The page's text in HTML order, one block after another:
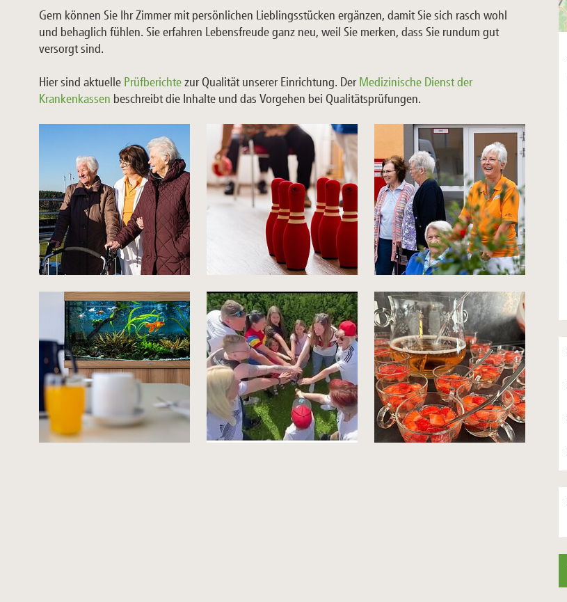
Gern können Sie Ihr Zimmer mit persönlichen Lieblingsstücken ergänzen, damit Sie sich rasch wohl
und behaglich fühlen. Sie erfahren Lebensfreude ganz neu, weil Sie merken, dass Sie rundum gut
versorgt sind.
Hier sind aktuelle Prüfberichtezur Qualität unserer Einrichtung. DerMedizinische Dienst der
Krankenkassen beschreibt die Inhalte und das Vorgehen bei Qualitätsprüfungen.